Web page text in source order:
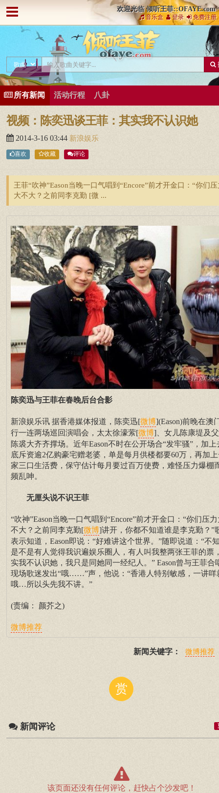
欢迎光临 倾听王菲::OFAYE.com
音乐盒 登录 免费注册
所有新闻 活动行程 八卦
视频：陈奕迅谈王菲：其实我不认识她
2014-3-16 03:44 新浪娱乐
喜欢 收藏 评论
王菲“吹神”Eason当晚一口气唱到“Encore”前才开金口：“你们
大不大？之前同李克勤 [微 ...
陈奕迅与王菲在春晚后台合影
新浪娱乐讯 据香港媒体报道，陈奕迅[微博](Eason)前晚在澳
行一连两场巡回演唱会，太太徐濠萦[微博]、女儿陈康堤及
陈裘大齐齐撑场。近年Eason不时在公开场合“发牢骚”，加上
底斥资逾2亿购豪宅赠老婆，单是每月供楼都要60万，再加
家三口生活费，保守估计每月要过百万使费，难怪压力爆棚
频乱呻。
无厘头说不识王菲
“吹神”Eason当晚一口气唱到“Encore”前才开金口：“你们压
不大？之前同李克勤[微博]讲开，你都不知道谁是李克勤？”
表示知道，Eason即说：“好难讲这个世界。”随即说道：“不
是不是有人觉得我识遍娱乐圈人，有人叫我整两张王菲的票
实我不认识她，我只是同她同一经纪人。” Eason曾与王菲合
现场歌迷发出“哦……”声，他说：“香港人特别敏感，一讲咩
哦…所以头先我不讲。”
(责编： 颜芥之)
微博推荐
新闻关键字： 微博推荐
赏
新闻评论
该页面还没有任何评论，赶快占个沙发吧！